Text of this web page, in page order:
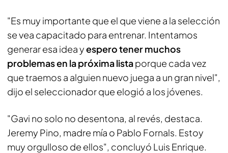
"Es muy importante que el que viene a la selección
se vea capacitado para entrenar. Intentamos
generar esa idea yespero tener muchos
problemas en la próxima listaporque cada vez
que traemos a alguien nuevo juega a un gran nivel",
dijo el seleccionador que elogió a los jóvenes.
"Gavi no solo no desentona, al revés, destaca.
Jeremy Pino, madre mía o Pablo Fornals. Estoy
muy orgulloso de ellos", concluyó Luis Enrique.